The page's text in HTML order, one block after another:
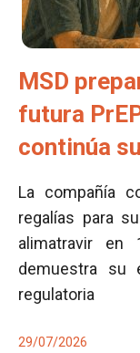
MSD
futura
continúa
La compañía
regalías para
alimatravir en
demuestra su
regulatoria
29/07/2026